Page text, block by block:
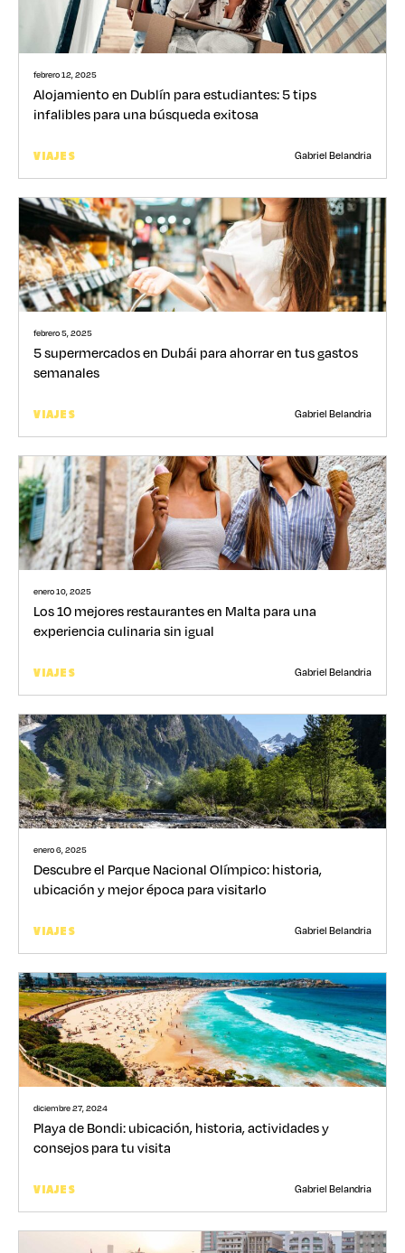
febrero 12, 2025
Alojamiento en Dublín para estudiantes: 5 tips
infalibles para una búsqueda exitosa
VIAJES Gabriel Belandria
febrero 5, 2025
5 supermercados en Dubái para ahorrar en tus gastos
semanales
VIAJES Gabriel Belandria
enero 10, 2025
Los 10 mejores restaurantes en Malta para una
experiencia culinaria sin igual
VIAJES Gabriel Belandria
enero 6, 2025
Descubre el Parque Nacional Olímpico: historia,
ubicación y mejor época para visitarlo
VIAJES Gabriel Belandria
diciembre 27, 2024
Playa de Bondi: ubicación, historia, actividades y
consejos para tu visita
VIAJES Gabriel Belandria